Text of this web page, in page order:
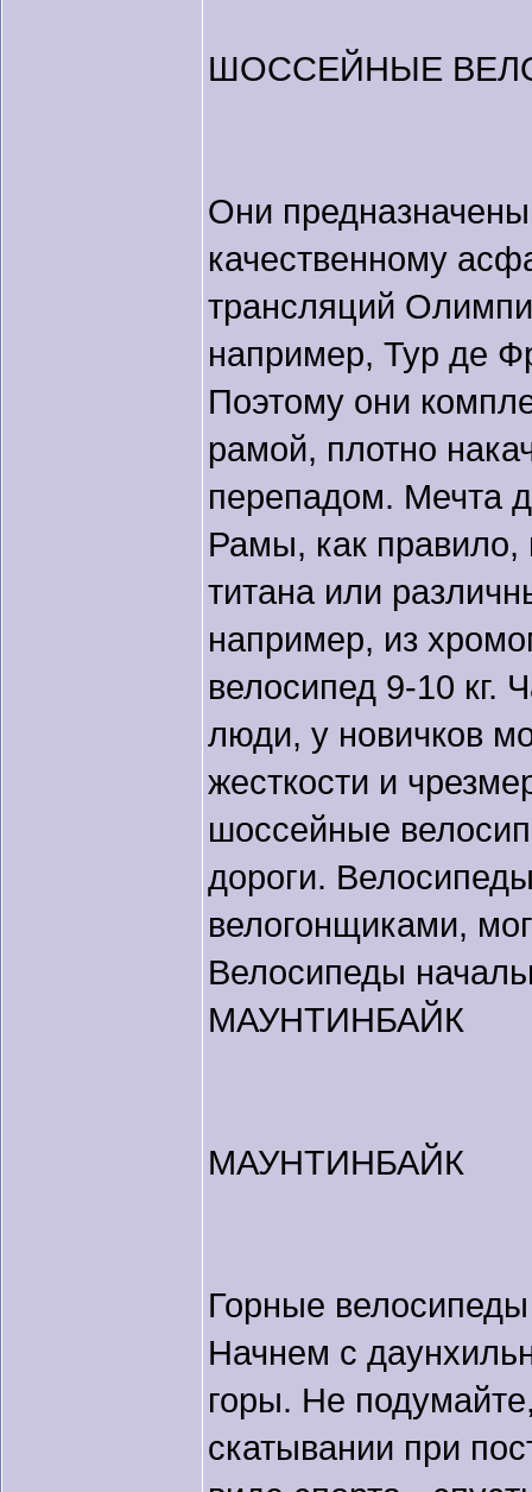
ШОССЕЙНЫЕ
Они
качественному
трансляций
например, Тур де
Поэтому они
рамой, плотно
перепадом. Мечта
Рамы, как правило,
титана или
например, из
велосипед 9-10 кг.
люди, у новичков
жесткости и
шоссейные
дороги.
велогонщиками,
Велосипеды
МАУНТИНБАЙК
МАУНТИНБАЙК
Горные
Начнем с
горы. Не
скатывании при